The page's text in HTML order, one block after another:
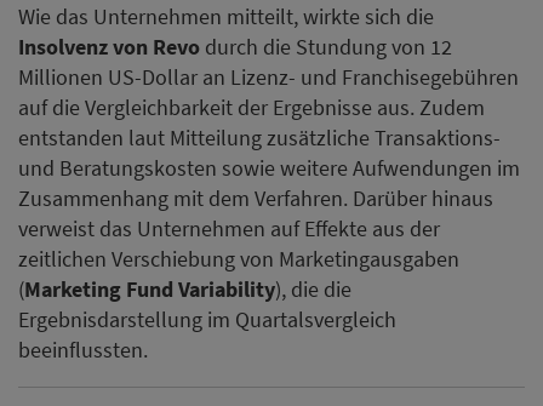
Wie das Unternehmen mitteilt, wirkte sich die
Insolvenz von Revo durch die Stundung von 12
Millionen US-Dollar an Lizenz- und Franchisegebühren
auf die Vergleichbarkeit der Ergebnisse aus. Zudem
entstanden laut Mitteilung zusätzliche Transaktions-
und Beratungskosten sowie weitere Aufwendungen im
Zusammenhang mit dem Verfahren. Darüber hinaus
verweist das Unternehmen auf Effekte aus der
zeitlichen Verschiebung von Marketingausgaben
(Marketing Fund Variability), die die
Ergebnisdarstellung im Quartalsvergleich
beeinflussten.